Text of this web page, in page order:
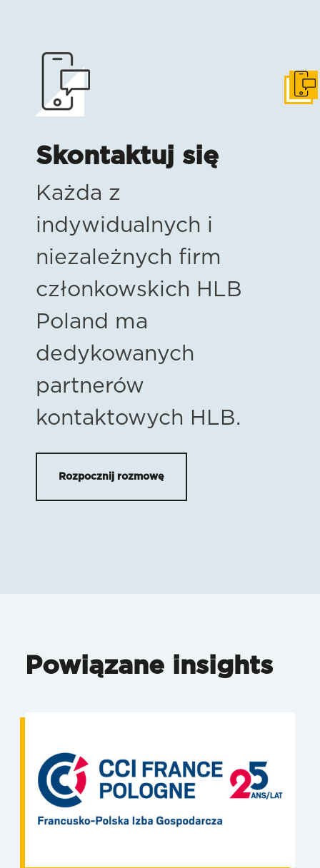
Skontaktuj się
Każda z
indywidualnych i
niezależnych firm
członkowskich HLB
Poland ma
dedykowanych
partnerów
kontaktowych HLB.
Rozpocznij rozmowę
Powiązane insights